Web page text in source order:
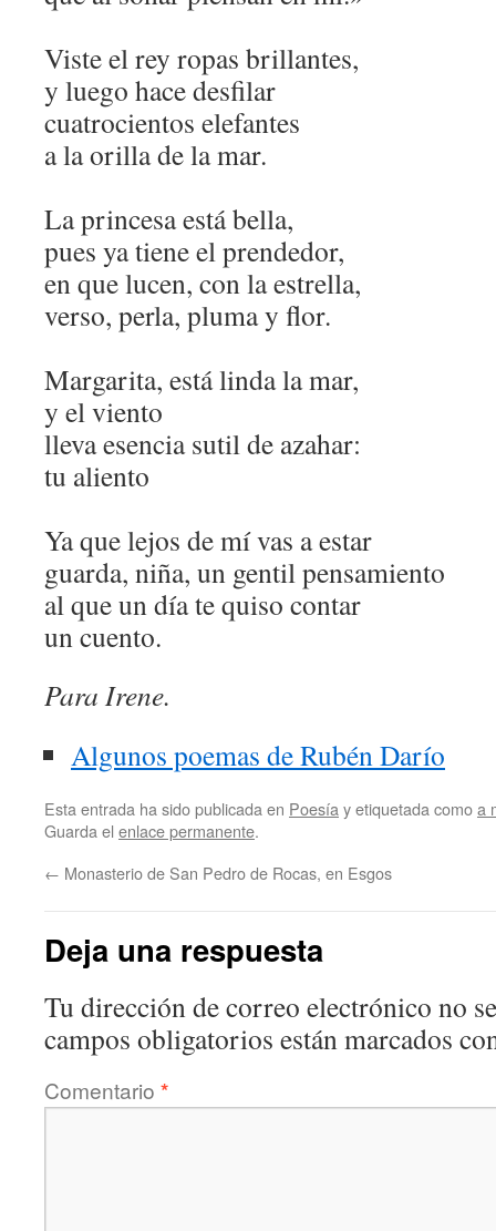
Viste el rey ropas brillantes,
y luego hace desfilar
cuatrocientos elefantes
a la orilla de la mar.
La princesa está bella,
pues ya tiene el prendedor,
en que lucen, con la estrella,
verso, perla, pluma y flor.
Margarita, está linda la mar,
y el viento
lleva esencia sutil de azahar:
tu aliento
Ya que lejos de mí vas a estar
guarda, niña, un gentil pensamiento
al que un día te quiso contar
un cuento.
Para Irene.
Algunos poemas de Rubén Darío
Esta entrada ha sido publicada en Poesía y etiquetada comoa
Guarda el enlace permanente.
← Monasterio de San Pedro de Rocas, en Esgos
Deja una respuesta
Tu dirección de correo electrónico no
campos obligatorios están marcados
Comentario *